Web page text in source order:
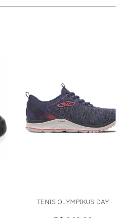
TENIS OLYMPIKUS DAY